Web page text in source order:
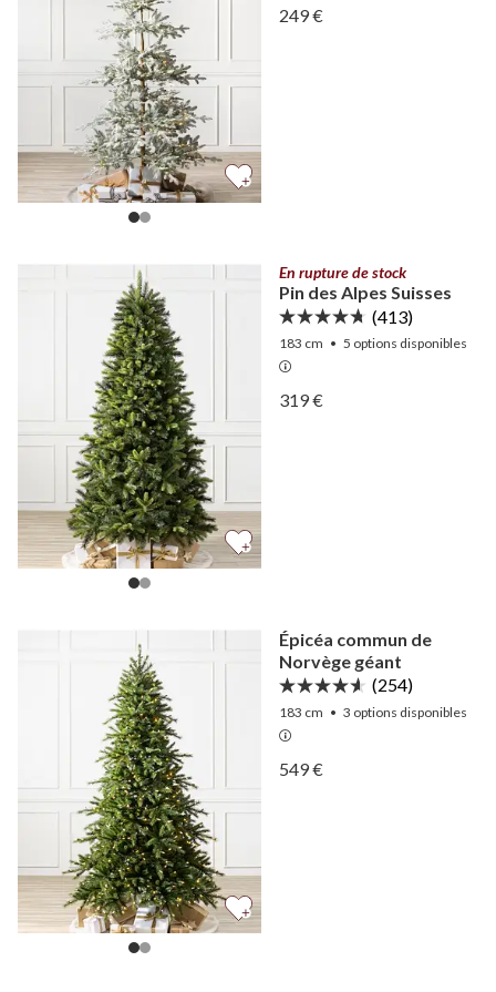
Afficher Sapin alpin givré
Afficher Sapin alpin givré
249 €
En rupture de stock
Pin des Alpes Suisses
(413)
183 cm • 5 options disponibles
Afficher Pin des Alpes
Afficher Pin des Alpes
319 €
Épicéa commun de
Norvège géant
(254)
183 cm • 3 options disponibles
Afficher Épicéa commun
Afficher Épicéa commun
549 €